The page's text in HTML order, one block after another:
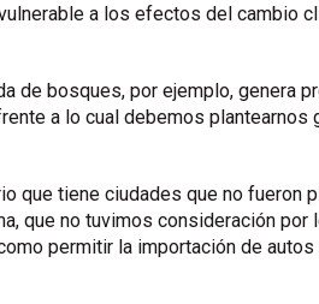
a los efectos del cambio
de bosques, por ejemplo, genera
a lo cual debemos plantearnos
que tiene ciudades que no fueron
que no tuvimos consideración
permitir la importación de